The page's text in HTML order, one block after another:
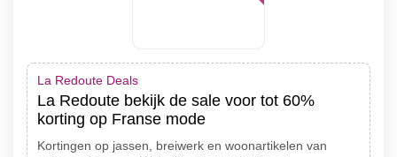
La Redoute Deals
La Redoute bekijk de sale voor tot 60%
korting op Franse mode
Kortingen op jassen, breiwerk en woonartikelen van